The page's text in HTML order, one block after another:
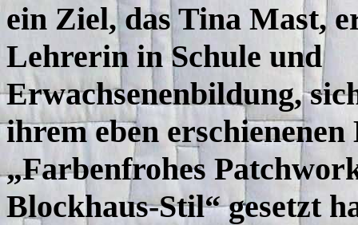
ein Ziel, das Tina Mast,
Lehrerin in Schule und
Erwachsenenbildung,
ihrem eben erschienenen
„Farbenfrohes
Blockhaus-Stil“ gesetzt